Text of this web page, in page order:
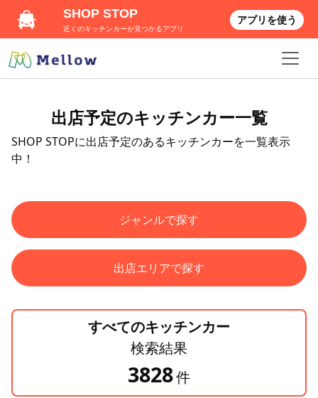
出店予定のキッチンカー一覧
SHOP STOPに出店予定のあるキッチンカーを一覧表示
中！
ジャンルで探す
出店エリアで探す
すべてのキッチンカー
検索結果
3828件
SHOP STOP
近くのキッチンカーが見つかるアプリ
アプリを使う